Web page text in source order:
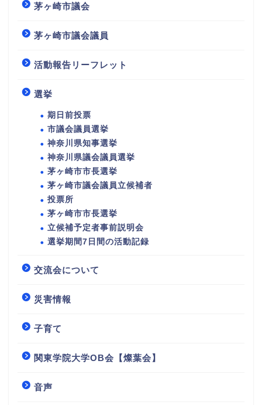
茅ヶ崎市議会
茅ヶ崎市議会議員
活動報告リーフレット
選挙
期日前投票
市議会議員選挙
神奈川県知事選挙
神奈川県議会議員選挙
茅ヶ崎市市長選挙
茅ヶ崎市議会議員立候補者
投票所
茅ヶ崎市市長選挙
立候補予定者事前説明会
選挙期間7日間の活動記録
交流会について
災害情報
子育て
関東学院大学OB会【燦葉会】
音声